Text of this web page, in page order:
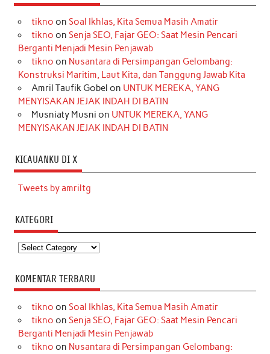
tikno on Soal Ikhlas, Kita Semua Masih Amatir
tikno on Senja SEO, Fajar GEO: Saat Mesin Pencari
Berganti Menjadi Mesin Penjawab
tikno on Nusantara di Persimpangan Gelombang:
Konstruksi Maritim, Laut Kita, dan Tanggung Jawab Kita
Amril Taufik Gobel on UNTUK MEREKA, YANG
MENYISAKAN JEJAK INDAH DI BATIN
Musniaty Musni on UNTUK MEREKA, YANG
MENYISAKAN JEJAK INDAH DI BATIN
KICAUANKU DI X
Tweets by amriltg
KATEGORI
Kategori
KOMENTAR TERBARU
tikno on Soal Ikhlas, Kita Semua Masih Amatir
tikno on Senja SEO, Fajar GEO: Saat Mesin Pencari
Berganti Menjadi Mesin Penjawab
tikno on Nusantara di Persimpangan Gelombang: